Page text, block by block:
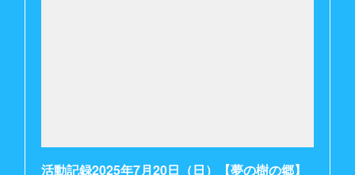
活動記録2025年7月20日（日）【夢の樹の郷】